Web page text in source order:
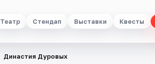
Театр Стендап Выставки Квесты
Династия Дуровых